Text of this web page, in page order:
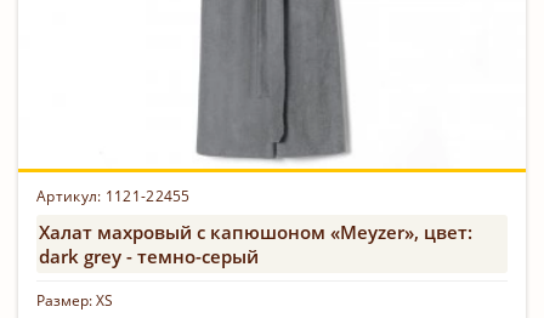
Артикул: 1121-22455
Халат махровый с капюшоном «Meyzer», цвет:
dark grey - темно-серый
Размер:XS